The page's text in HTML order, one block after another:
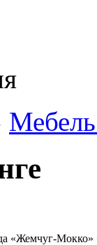
«Жемчуг-